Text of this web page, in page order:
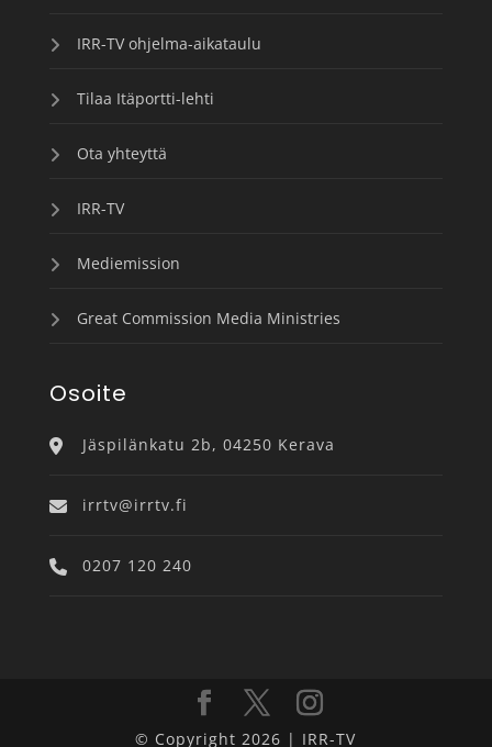
IRR-TV ohjelma-aikataulu
Tilaa Itäportti-lehti
Ota yhteyttä
IRR-TV
Mediemission
Great Commission Media Ministries
Osoite
Jäspilänkatu 2b, 04250 Kerava
irrtv@irrtv.fi
0207 120 240
© Copyright 2026 | IRR-TV